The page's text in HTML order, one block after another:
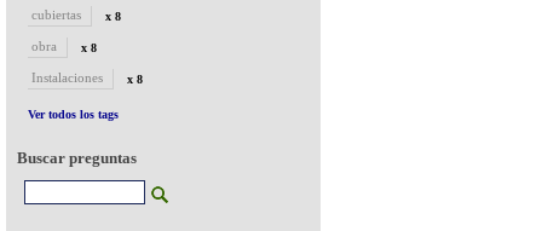
cubiertas x 8
obra x 8
Instalaciones x 8
Ver todos los tags
Buscar preguntas